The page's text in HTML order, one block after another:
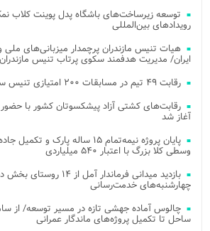
توسعه زیرساخت‌های باشگاه پدل پوینت کلاب
رویدادهای بین‌المللی
هیات تنیس مازندران پرچمدار میزبانی‌های
ایران/ مدیریت هدفمند سکوی پرتاب تنیس مازندران
رقابت ۴۹ تیم در مسابقات ۲۰۰ امتیازی تنیس ساحلی کشور در مازندران
آغاز شد
وسطی کلا بزرگ با اعتبار ۵۴۰ میلیاردی
بازدید میدانی فرماندار آمل از
چهارشنبه‌های خدمت‌رسانی
ساحل تا تکمیل پروژه‌های ماندگار عمرانی